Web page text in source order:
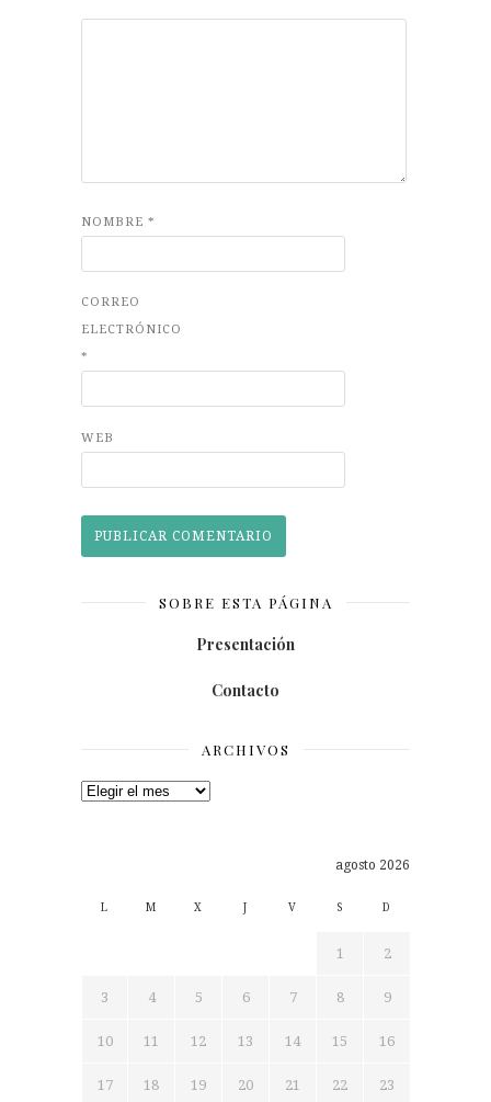
NOMBRE *
CORREO
ELECTRÓNICO
*
WEB
SOBRE ESTA PÁGINA
Presentación
Contacto
ARCHIVOS
Archivos
agosto 2026
L M X J V S D
1 2
3 4 5 6 7 8 9
10 11 12 13 14 15 16
17 18 19 20 21 22 23